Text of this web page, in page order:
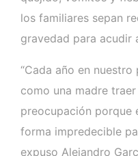
los familiares sepan
gravedad para acudir
“Cada año en
como una madre
preocupación porque
forma impredecible
expuso Alejandro